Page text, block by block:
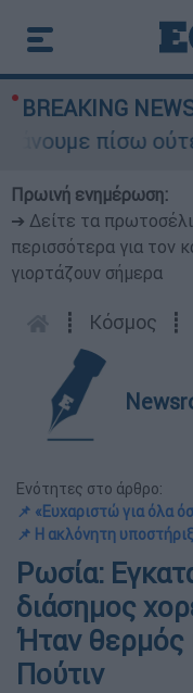
BREAKING
πίσω ούτε
Πρωινή ενημέρωση:
➔ Δείτε τα
περισσότερα για τον
γιορτάζουν σήμερα
┋ Κόσμος ┋
Ενότητες στο άρθρο:
📌 «Ευχαριστώ για όλα
📌 Η ακλόνητη
Ρωσία:
διάσημος
Ήταν θερμός
Πούτιν